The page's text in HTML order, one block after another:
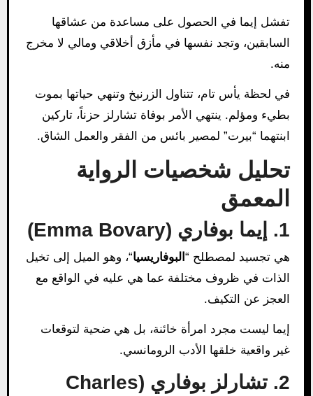
تفشل إيما في الحصول على مساعدة من عشاقها
السابقين، وتجد نفسها في مأزق أخلاقي ومالي لا مخرج
منه.
في لحظة يأس تام، تتناول الزرنيخ وتنهي حياتها بموت
بطيء ومؤلم. ينتهي الأمر بوفاة تشارلز حزناً، تاركين
ابنتهما “بيرت” لمصير بائس من الفقر والعمل الشاق.
تحليل شخصيات الرواية
المعمق
1. إيما بوفاري (Emma Bovary)
هي تجسيد لمصطلح “البوفاريسيا“، وهو الميل إلى تخيل
الذات في ظروف مختلفة عما هي عليه في الواقع مع
العجز عن التكيف.
إيما ليست مجرد امرأة خائنة، بل هي ضحية لتوقعات
غير واقعية خلقها الأدب الرومانسي.
2. تشارلز بوفاري (Charles